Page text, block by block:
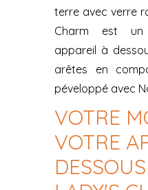
terre avec verre
Charm est un
appareil à
arêtes en
péveloppé avec
VOTRE
VOTRE